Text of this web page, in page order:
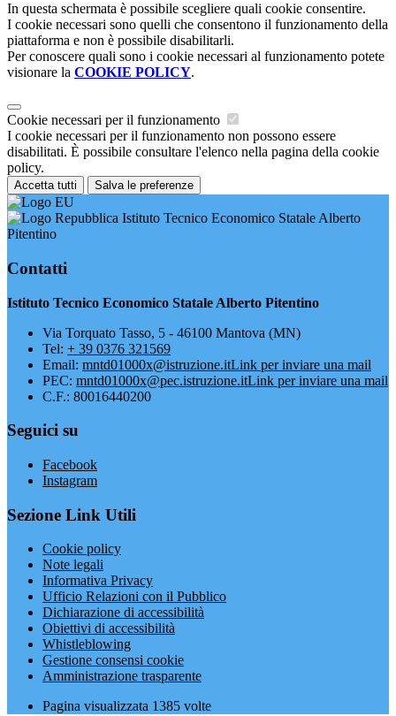
In questa schermata è possibile scegliere quali cookie consentire.
I cookie necessari sono quelli che consentono il funzionamento della
piattaforma e non è possibile disabilitarli.
Per conoscere quali sono i cookie necessari al funzionamento potete
visionare la COOKIE POLICY.
Cookie necessari per il funzionamento
I cookie necessari per il funzionamento non possono essere
disabilitati. È possibile consultare l'elenco nella pagina della cookie
policy.
Accetta tutti Salva le preferenze
Istituto Tecnico Economico Statale Alberto
Pitentino
Contatti
Istituto Tecnico Economico Statale Alberto Pitentino
Via Torquato Tasso, 5 - 46100 Mantova (MN)
Tel: + 39 0376 321569
Email: mntd01000x@istruzione.itLink per inviare una mail
PEC: mntd01000x@pec.istruzione.itLink per inviare una mail
C.F.: 80016440200
Seguici su
Facebook
Instagram
Sezione Link Utili
Cookie policy
Note legali
Informativa Privacy
Ufficio Relazioni con il Pubblico
Dichiarazione di accessibilità
Obiettivi di accessibilità
Whistleblowing
Gestione consensi cookie
Amministrazione trasparente
Pagina visualizzata 1385 volte